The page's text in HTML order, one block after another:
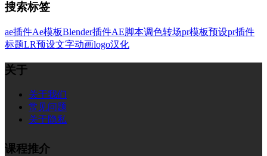
搜索标签
ae插件Ae模板Blender插件AE脚本调色转场pr模板预设pr插件
标题LR预设文字动画logo汉化
关于
关于我们
常见问题
关于隐私
课程推介